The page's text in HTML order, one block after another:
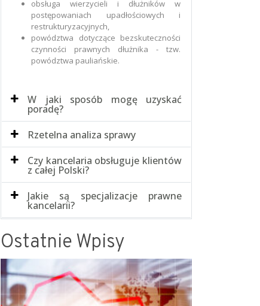
obsługa wierzycieli i dłużników w
postępowaniach upadłościowych i
restrukturyzacyjnych,
powództwa dotyczące bezskuteczności
czynności prawnych dłużnika - tzw.
powództwa pauliańskie.
W jaki sposób mogę uzyskać
poradę?
Rzetelna analiza sprawy
Czy kancelaria obsługuje klientów
z całej Polski?
Jakie są specjalizacje prawne
kancelarii?
Ostatnie Wpisy